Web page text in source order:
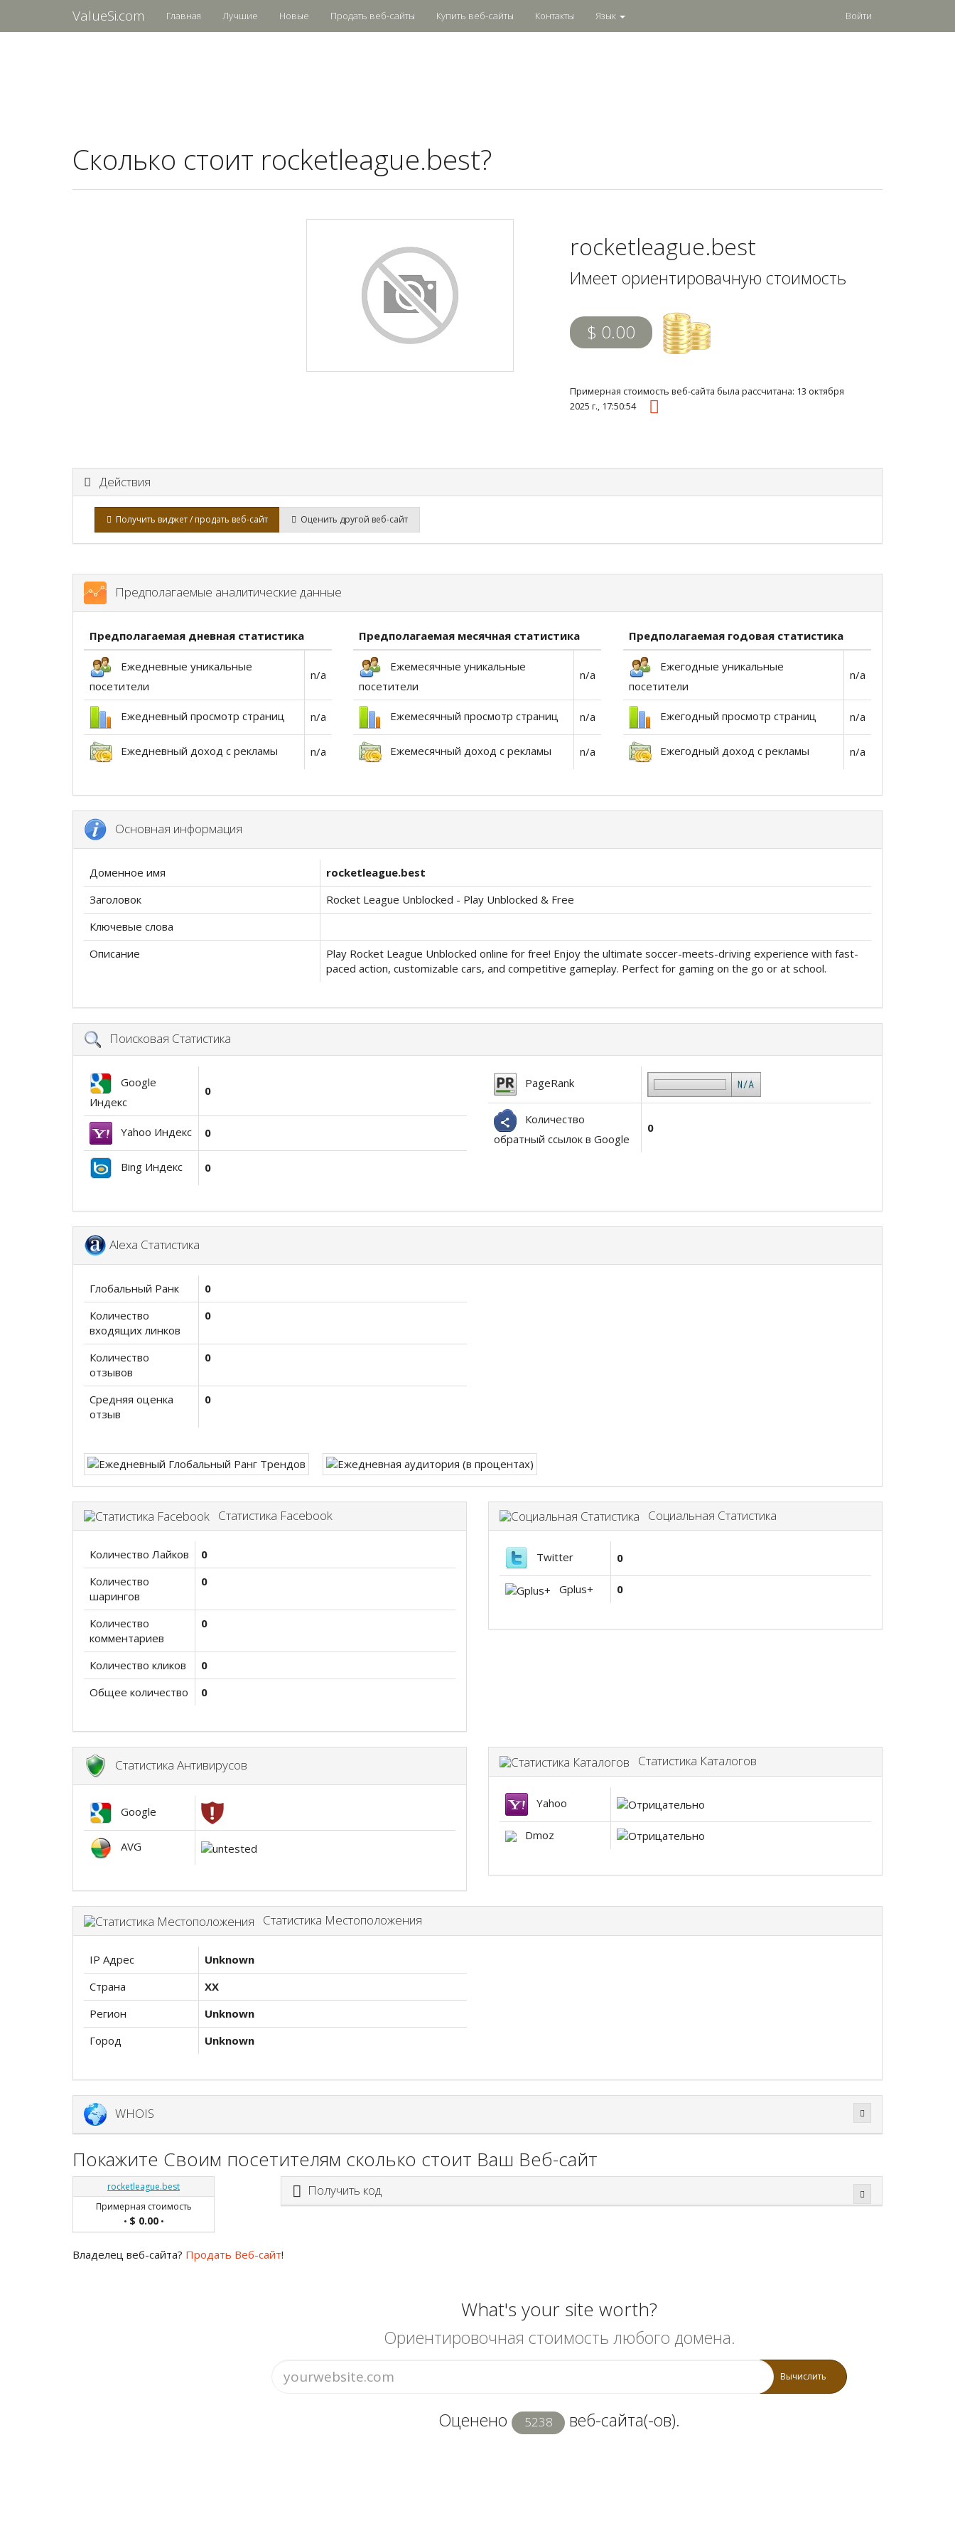
ValueSi.com Главная Лучшие Новые Продать веб-сайты Купить веб-сайты Контакты Язык Войти
Сколько стоит rocketleague.best?
rocketleague.best
Имеет ориентировачную стоимость
$ 0.00
Примерная стоимость веб-сайта была рассчитана: 13 октября
2025 г., 17:50:54
Действия
Получить виджет / продать веб-сайт Оценить другой веб-сайт
Предполагаемые аналитические данные
Предполагаемая дневная статистика
Ежедневные уникальные
посетители
n/a
Ежедневный просмотр страниц n/a
Ежедневный доход с рекламы n/a
Предполагаемая месячная статистика
Ежемесячные уникальные
посетители
n/a
Ежемесячный просмотр страниц n/a
Ежемесячный доход с рекламы n/a
Предполагаемая годовая статистика
Ежегодные уникальные
посетители
n/a
Ежегодный просмотр страниц n/a
Ежегодный доход с рекламы n/a
Основная информация
Доменное имя
rocketleague.best
Заголовок
Rocket League Unblocked - Play Unblocked & Free
Ключевые слова
Описание
Play Rocket League Unblocked online for free! Enjoy the ultimate soccer-meets-driving experience with fast-
paced action, customizable cars, and competitive gameplay. Perfect for gaming on the go or at school.
Поисковая Статистика
Google
Индекс
0
Yahoo Индекс 0
Bing Индекс 0
PageRank
Количество
обратный ссылок в Google
0
Alexa Статистика
Глобальный Ранк
0
Количество
входящих линков
0
Количество
отзывов
0
Средняя оценка
отзыв
0
Статистика Facebook
Количество Лайков
0
Количество
шарингов
0
Количество
комментариев
0
Количество кликов
0
Общее количество
0
Социальная Статистика
Twitter 0
Gplus+ 0
Статистика Антивирусов
Google
AVG
Статистика Каталогов
Yahoo
Dmoz
Статистика Местоположения
IP Адрес
Unknown
Страна
XX
Регион
Unknown
Город
Unknown
WHOIS
Покажите Своим посетителям сколько стоит Ваш Веб-сайт
rocketleague.best
Примерная стоимость
• $ 0.00•
Получить код
Владелец веб-сайта? Продать Веб-сайт!
What's your site worth?
Ориентировочная стоимость любого домена.
Вычислить
Оценено 5238 веб-сайта(-ов).